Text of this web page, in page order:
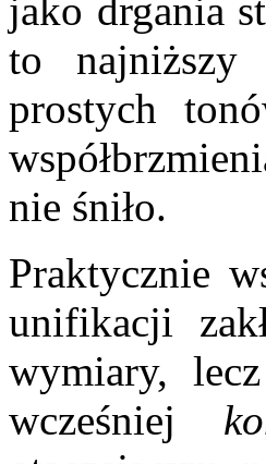
jako drgania
to najniższy
prostych
nie śniło.
Praktycznie
unifikacji
wymiary,
wcześniej